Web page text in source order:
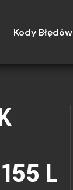
Kody Błędów
L